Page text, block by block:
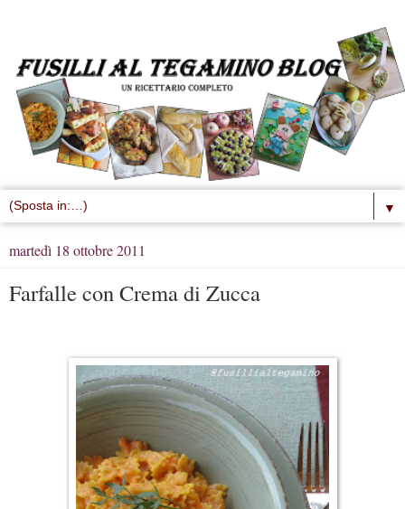
▼
martedì 18 ottobre 2011
Farfalle con Crema di Zucca